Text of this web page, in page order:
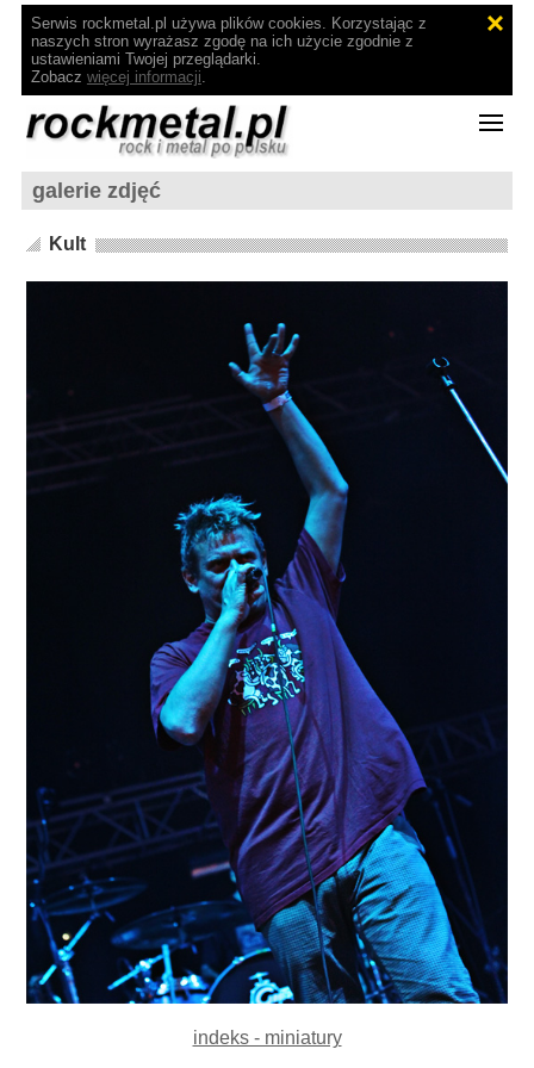
Serwis rockmetal.pl używa plików cookies. Korzystając z
naszych stron wyrażasz zgodę na ich użycie zgodnie z
ustawieniami Twojej przeglądarki.
Zobacz więcej informacji.
galerie zdjęć
Kult
indeks - miniatury